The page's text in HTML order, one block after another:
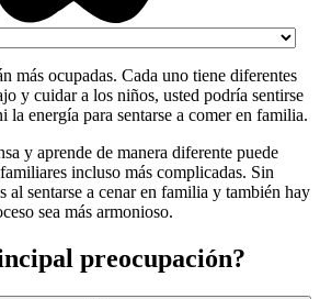
más ocupadas. Cada uno tiene diferentes
y cuidar a los niños, usted podría sentirse
la energía para sentarse a comer en familia.
y aprende de manera diferente puede
incluso más complicadas. Sin
al sentarse a cenar en familia y también hay
sea más armonioso.
preocupación?